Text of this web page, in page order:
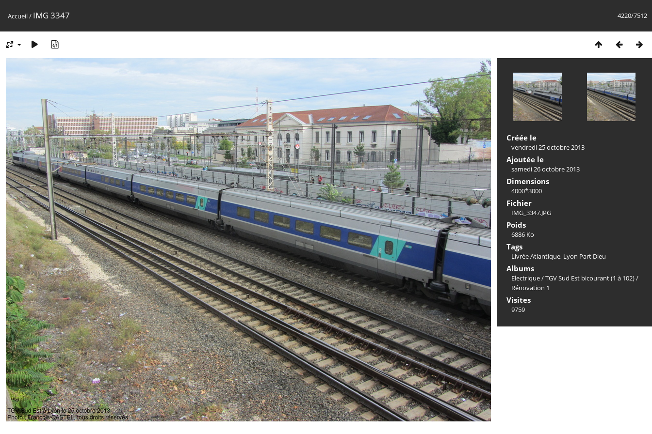
4220/7512
Accueil/ IMG 3347
Créée le
vendredi 25 octobre 2013
Ajoutée le
samedi 26 octobre 2013
Dimensions
4000*3000
Fichier
IMG_3347.JPG
Poids
6886 Ko
Tags
Livrée Atlantique, Lyon Part Dieu
Albums
Electrique/TGV Sud Est bicourant (1 à 102)/
Rénovation 1
Visites
9759